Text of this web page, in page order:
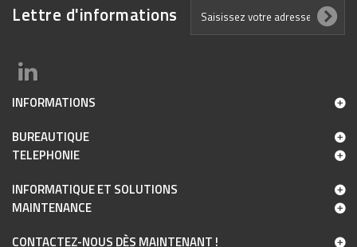
Lettre d'informations
INFORMATIONS
BUREAUTIQUE
TELEPHONIE
INFORMATIQUE ET SOLUTIONS
MAINTENANCE
CONTACTEZ-NOUS DÈS MAINTENANT !